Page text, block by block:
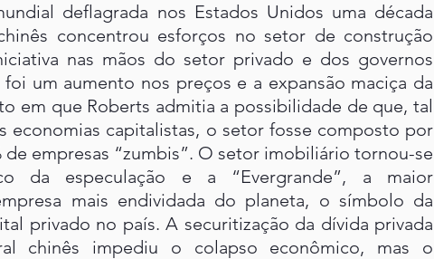
deflagrada nos Estados Unidos uma década
concentrou esforços no setor de construção
nas mãos do setor privado e dos governos
um aumento nos preços e a expansão maciça da
em que Roberts admitia a possibilidade de que, tal
economias capitalistas, o setor fosse composto por
de empresas “zumbis”. O setor imobiliário tornou-se
da especulação e a “Evergrande”, a maior
mais endividada do planeta, o símbolo da
privado no país. A securitização da dívida privada
chinês impediu o colapso econômico, mas o